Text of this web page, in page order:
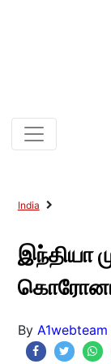
India
இந்தியா
By